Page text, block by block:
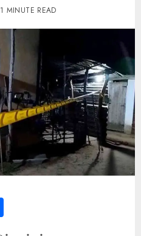
1 MINUTE READ